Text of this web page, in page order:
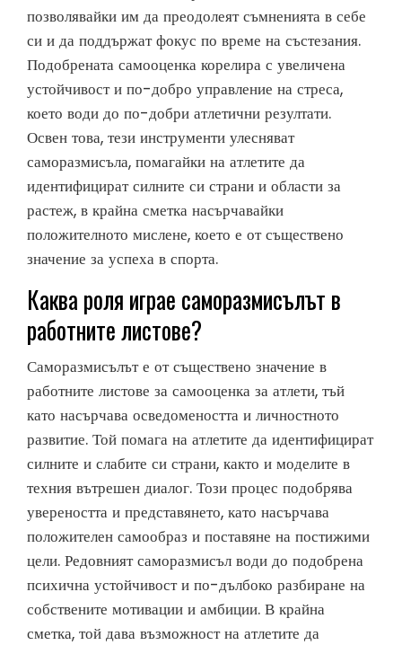
позволявайки им да преодолеят съмненията в себе
си и да поддържат фокус по време на състезания.
Подобрената самооценка корелира с увеличена
устойчивост и по-добро управление на стреса,
което води до по-добри атлетични резултати.
Освен това, тези инструменти улесняват
саморазмисъла, помагайки на атлетите да
идентифицират силните си страни и области за
растеж, в крайна сметка насърчавайки
положителното мислене, което е от съществено
значение за успеха в спорта.
Каква роля играе саморазмисълът в
работните листове?
Саморазмисълът е от съществено значение в
работните листове за самооценка за атлети, тъй
като насърчава осведомеността и личностното
развитие. Той помага на атлетите да идентифицират
силните и слабите си страни, както и моделите в
техния вътрешен диалог. Този процес подобрява
увереността и представянето, като насърчава
положителен самообраз и поставяне на постижими
цели. Редовният саморазмисъл води до подобрена
психична устойчивост и по-дълбоко разбиране на
собствените мотивации и амбиции. В крайна
сметка, той дава възможност на атлетите да